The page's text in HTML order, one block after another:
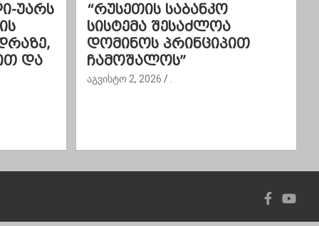
უარს
და
“რუსეთის საბანკო
სისტემა შესაძლოა
დომინოს პრინციპით
ჩამოშალოს”
აგვისტო 2, 2026